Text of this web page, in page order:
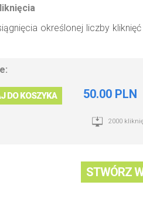
określonej liczby
DO KOSZYKA 50.00 PLN
2000
STWÓRZ